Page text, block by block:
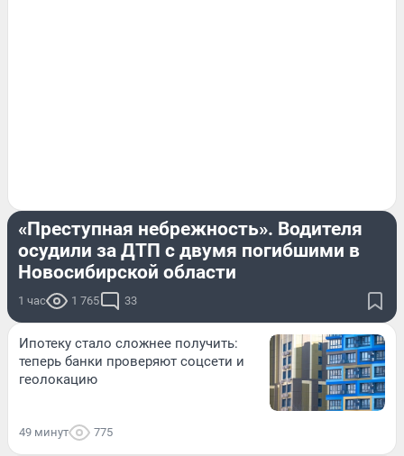
«Преступная небрежность». Водителя
осудили за ДТП с двумя погибшими в
Новосибирской области
1 час 1 765 33
Ипотеку стало сложнее получить:
теперь банки проверяют соцсети и
геолокацию
49 минут 775